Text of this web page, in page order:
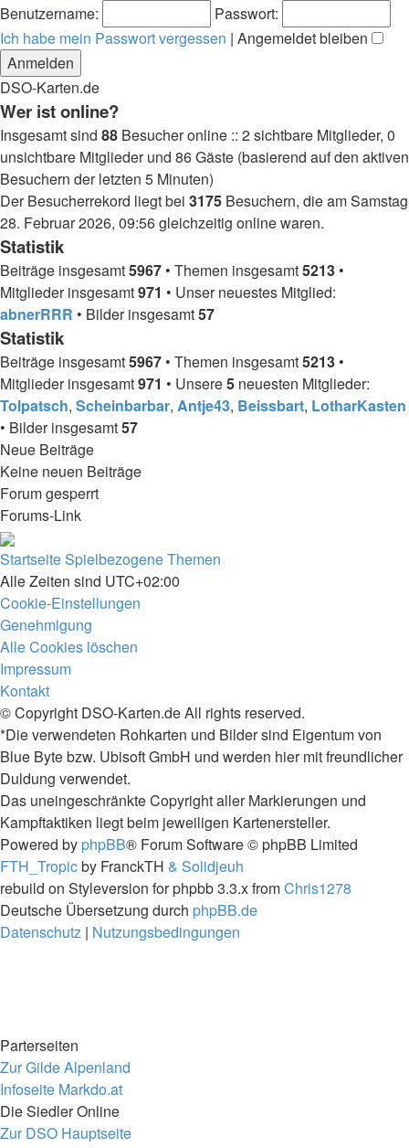
Benutzername:
Passwort:
Ich habe mein Passwort vergessen | Angemeldet bleiben
DSO-Karten.de
Wer ist online?
Insgesamt sind 88 Besucher online :: 2 sichtbare Mitglieder, 0
unsichtbare Mitglieder und 86 Gäste (basierend auf den aktiven
Besuchern der letzten 5 Minuten)
Der Besucherrekord liegt bei 3175 Besuchern, die am Samstag
28. Februar 2026, 09:56 gleichzeitig online waren.
Statistik
Beiträge insgesamt5967 • Themen insgesamt5213 •
Mitglieder insgesamt971 • Unser neuestes Mitglied:
abnerRRR • Bilder insgesamt57
Statistik
Beiträge insgesamt5967 • Themen insgesamt5213 •
Mitglieder insgesamt971 • Unsere5 neuesten Mitglieder:
Tolpatsch, Scheinbarbar, Antje43, Beissbart, LotharKasten
• Bilder insgesamt57
Neue Beiträge
Keine neuen Beiträge
Forum gesperrt
Forums-Link
StartseiteSpielbezogene Themen
Alle Zeiten sind UTC+02:00
Cookie-Einstellungen
Genehmigung
Alle Cookies löschen
Impressum
Kontakt
© Copyright DSO-Karten.de All rights reserved.
*Die verwendeten Rohkarten und Bilder sind Eigentum von
Blue Byte bzw. Ubisoft GmbH und werden hier mit freundlicher
Duldung verwendet.
Das uneingeschränkte Copyright aller Markierungen und
Kampftaktiken liegt beim jeweiligen Kartenersteller.
Powered by phpBB® Forum Software © phpBB Limited
FTH_Tropicby FranckTH & Solidjeuh
rebuild on Styleversion for phpbb 3.3.x fromChris1278
Deutsche Übersetzung durch phpBB.de
Datenschutz | Nutzungsbedingungen
Parterseiten
Zur Gilde Alpenland
Infoseite Markdo.at
Die Siedler Online
Zur DSO Hauptseite